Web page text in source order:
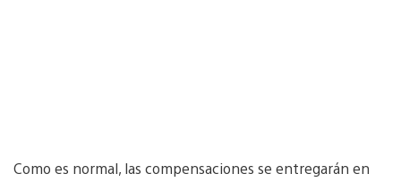
Como es normal, las compensaciones se entregarán en